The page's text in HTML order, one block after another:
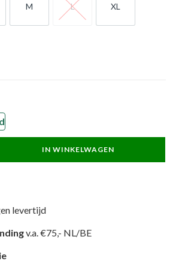
M
M
L
L
XL
XL
IN WINKELWAGEN
levertijd
v.a. €75,- NL/BE